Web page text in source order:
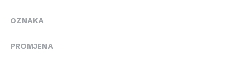
OZNAKA
PROMJENA